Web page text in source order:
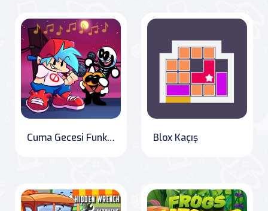
Cuma Gecesi Funkin Müzik Notları Blox Kaçış